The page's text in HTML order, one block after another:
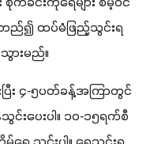
တည်၍ ထပ်မံဖြည့်သွင်းရ
ားမည်။
ြီး ၄-၅ပတ်ခန့်အကြာတွင်
သွင်းပေးပါ။ ၁၀-၁၅ရက်စီ